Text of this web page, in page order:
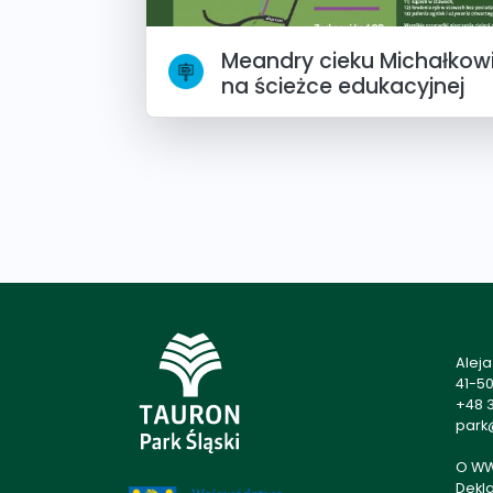
Meandry cieku
na ścieżce edukacyjnej
41-
+48
O